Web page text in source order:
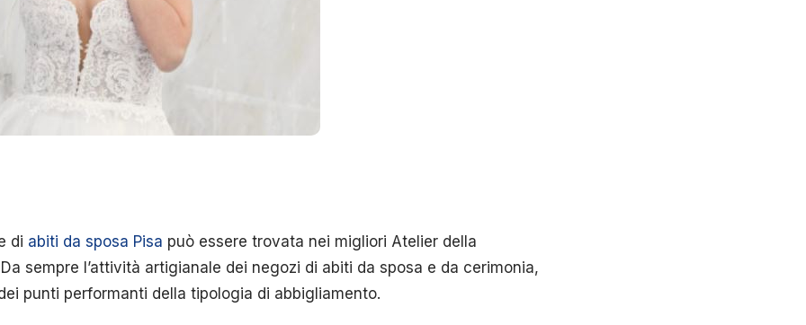
di abiti da sposa Pisa può essere trovata nei migliori Atelier della
sempre l’attività artigianale dei negozi di abiti da sposa e da cerimonia,
punti performanti della tipologia di abbigliamento.